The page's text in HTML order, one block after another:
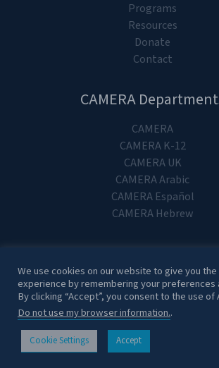
Programs
Resources
Donate
Contact
CAMERA
CAMERA
CAMERA K-12
CAMERA UK
CAMERA Arabic
CAMERA Español
CAMERA Hebrew
Copyright 2024. CAMERA on
We use cookies on our website to give you
experience by remembering your preferences
By clicking “Accept”, you consent to the use of
Do not use my browser information..
Cookie Settings Accept